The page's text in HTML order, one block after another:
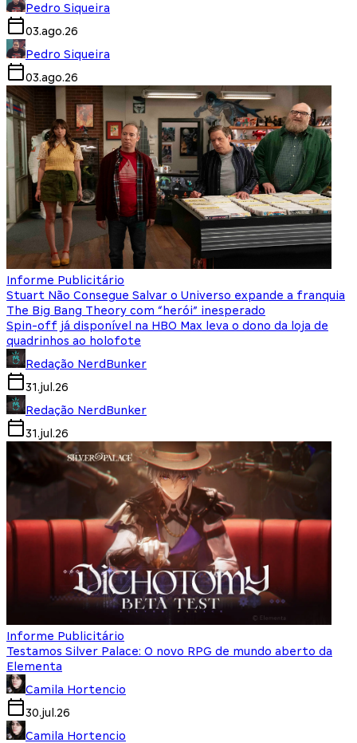
Pedro Siqueira
03.ago.26
Pedro Siqueira
03.ago.26
Informe Publicitário
Stuart Não Consegue Salvar o Universo expande a franquia
The Big Bang Theory com “herói” inesperado
Spin-off já disponível na HBO Max leva o dono da loja de
quadrinhos ao holofote
Redação NerdBunker
31.jul.26
Redação NerdBunker
31.jul.26
Informe Publicitário
Testamos Silver Palace: O novo RPG de mundo aberto da
Elementa
Camila Hortencio
30.jul.26
Camila Hortencio